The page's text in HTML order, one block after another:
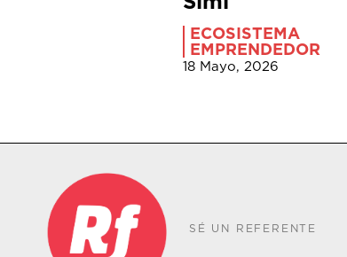
ECOSISTEMA
EMPRENDEDOR
18 Mayo, 2026
SÉ UN REFERENTE